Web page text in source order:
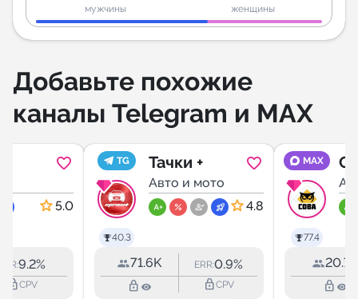
мужчины женщины
Добавьте похожие
каналы Telegram и MAX
5.0
9.2%
lock_outlineCPV
TG
40.3
Тачки +
Авто и мото
4.8
71.6K ERR:0.9%
lock_outline lock_outlineCPV
MAX
77.4
20.7K
lock_outline